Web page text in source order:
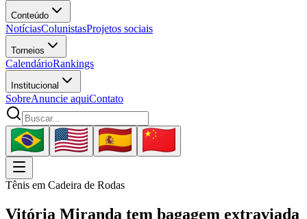
Conteúdo
NotíciasColunistasProjetos sociais
Torneios
CalendárioRankings
Institucional
SobreAnuncie aquiContato
Tênis em Cadeira de Rodas
Vitória Miranda tem bagagem extraviada